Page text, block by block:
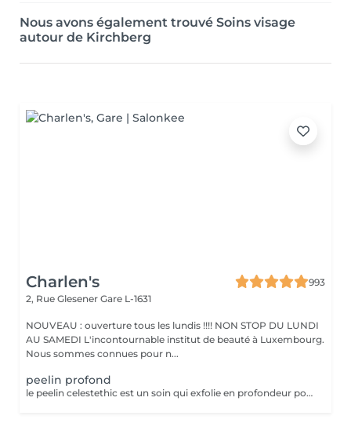
Nous avons également trouvé Soins visage
autour de Kirchberg
Charlen's
993
2, Rue Glesener Gare L-1631
NOUVEAU : ouverture tous les lundis !!!! NON STOP DU LUNDI
AU SAMEDI L'incontournable institut de beauté à Luxembourg.
Nous sommes connues pour n...
peelin profond
le peelin celestethic est un soin qui exfolie en profondeur pour lisser la peau raviver leclat du teint et attenuer les imperfections ideal pour retrouver une peau lumineuse et uniforme ce soin traite les cicatrices l,acne les taches pigmentaires le masque de grossesse ect nous sommes a votre disposition pour toutes questions :)